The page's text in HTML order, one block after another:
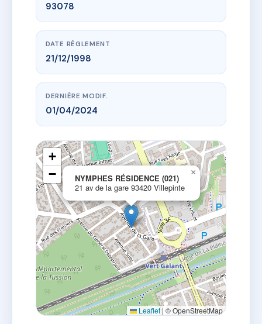
93078
DATE RÈGLEMENT
21/12/1998
DERNIÈRE MODIF.
01/04/2024
NYMPHES RÉSIDENCE (021)
21 av de la gare 93420 Villepinte
×
+
−
Leaflet | © OpenStreetMap